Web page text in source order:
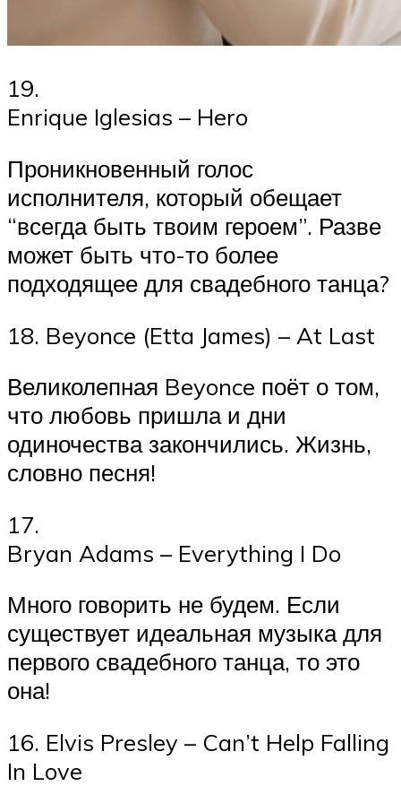
19.
Enrique Iglesias – Hero
Проникновенный голос
исполнителя, который обещает
“всегда быть твоим героем”. Разве
может быть что-то более
подходящее для свадебного танца?
18. Beyonce (Etta James) – At Last
Великолепная Beyonce поёт о том,
что любовь пришла и дни
одиночества закончились. Жизнь,
словно песня!
17.
Bryan Adams – Everything I Do
Много говорить не будем. Если
существует идеальная музыка для
первого свадебного танца, то это
она!
16. Elvis Presley – Can’t Help Falling
In Love